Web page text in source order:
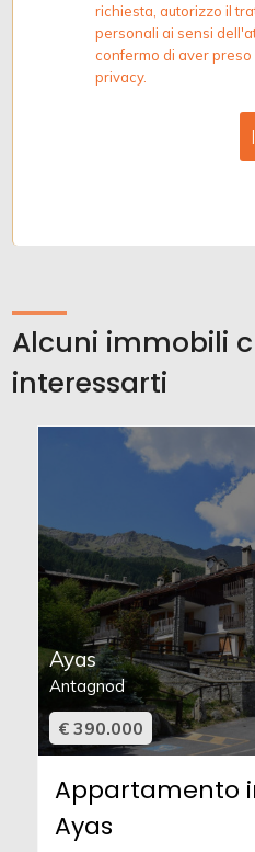
richiesta, autorizzo il
personali ai sensi
confermo di aver
privacy.
Alcuni immobili
interessarti
Ayas
Antagnod
€ 390.000
Appartamento
Ayas